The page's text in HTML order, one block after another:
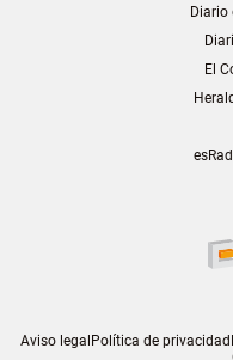
Diario
El
Aviso legal Política de privacidad